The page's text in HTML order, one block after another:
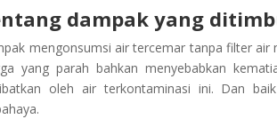
dampak yang
mengonsumsi air tercemar tanpa filter air
yang parah bahkan menyebabkan
oleh air terkontaminasi ini. Dan